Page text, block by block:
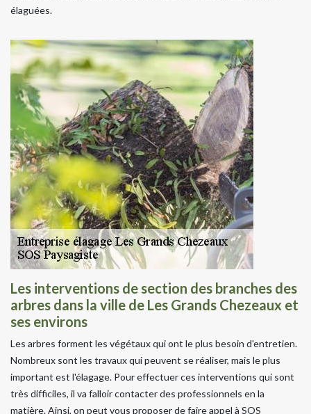
élaguées.
Les interventions de section des branches des
arbres dans la ville de Les Grands Chezeaux et
ses environs
Les arbres forment les végétaux qui ont le plus besoin d'entretien.
Nombreux sont les travaux qui peuvent se réaliser, mais le plus
important est l'élagage. Pour effectuer ces interventions qui sont
très difficiles, il va falloir contacter des professionnels en la
matière. Ainsi, on peut vous proposer de faire appel à SOS